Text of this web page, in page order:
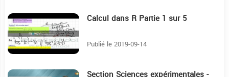
14:44 Calcul dans R Partie 1 sur 5
Publié le 2019-09-14